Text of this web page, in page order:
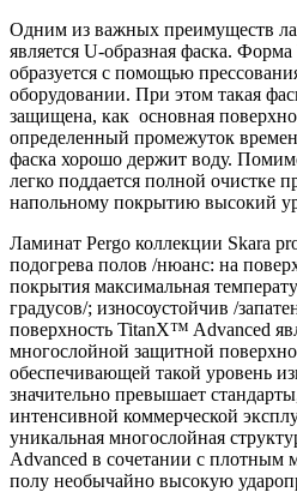
Одним из важных преимуществ
является U-образная фаска.
образуется с помощью
оборудовании. При этом такая
защищена, как основная
определенный промежуток
фаска хорошо держит воду.
легко поддается полной очистке
напольному покрытию высокий
Ламинат Pergo коллекции Skara
подогрева полов /нюанс: на
покрытия максимальная
градусов/; износоустойчив /
поверхность TitanX™ Advanced
многослойной защитной
обеспечивающей такой уровень
значительно превышает
интенсивной коммерческой
уникальная многослойная
Advanced в сочетании с плотным
полу необычайно высокую